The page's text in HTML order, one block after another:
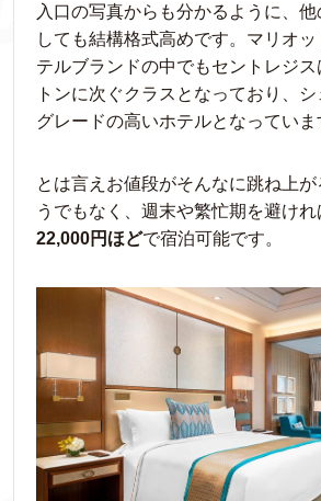
入口の写真からも分かるように、
しても結構格式高めです。マリオ
テルブランドの中でもセントレジ
トンに次ぐクラスとなっており、
グレードの高いホテルとなってい
とは言えお値段がそんなに跳ね上
うでもなく、週末や繁忙期を避けれ
22,000円ほどで宿泊可能です。